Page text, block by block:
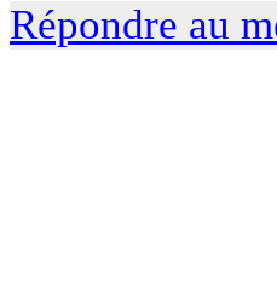
Répondre au